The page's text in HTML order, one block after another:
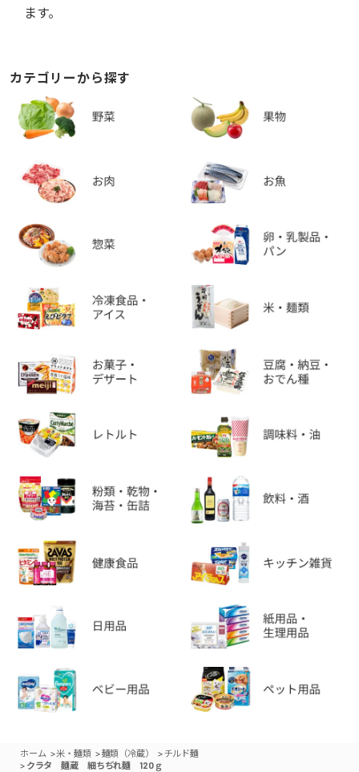
ます。
カテゴリーから探す
ホーム >米・麺類 >麺類（冷蔵） >チルド麺
> クラタ 麺蔵 細ちぢれ麺 120ｇ